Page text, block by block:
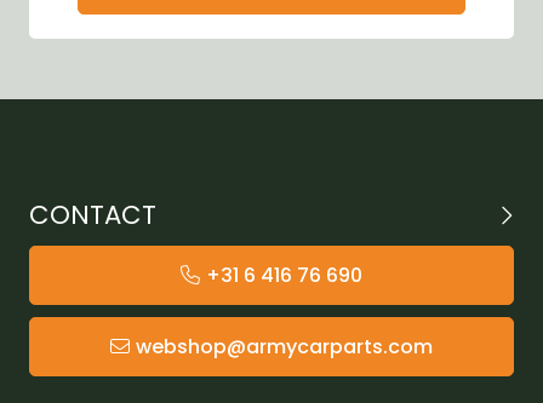
CONTACT
+31 6 416 76 690
webshop@armycarparts.com